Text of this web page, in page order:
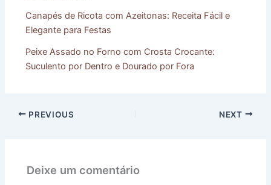
Canapés de Ricota com Azeitonas: Receita Fácil e
Elegante para Festas
Peixe Assado no Forno com Crosta Crocante:
Suculento por Dentro e Dourado por Fora
PREVIOUS NEXT
Deixe um comentário